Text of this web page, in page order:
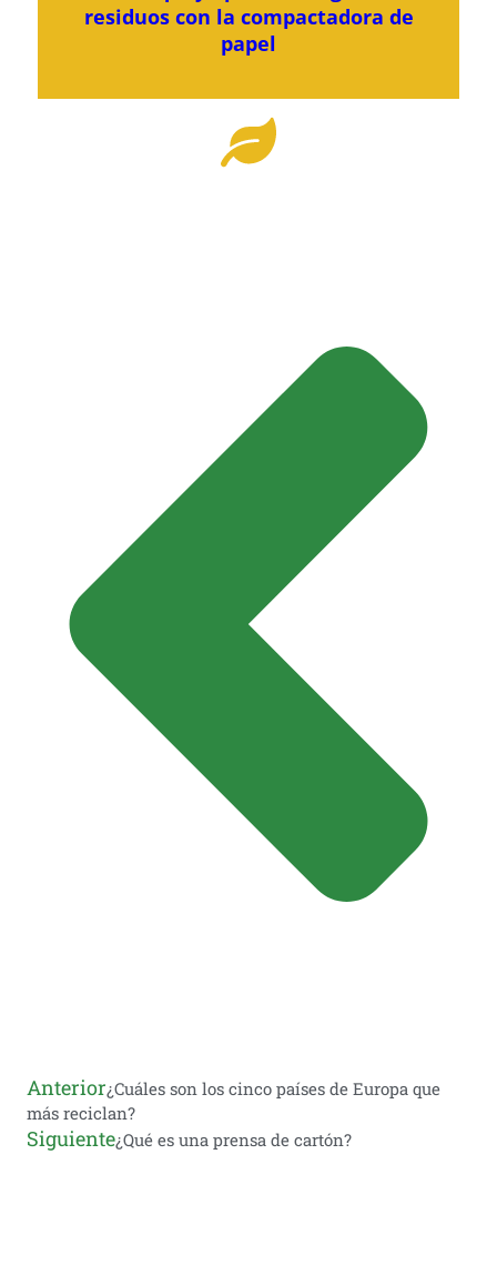
residuos con la compactadora de
papel
Anterior¿Cuáles son los cinco países de Europa que
más reciclan?
Siguiente¿Qué es una prensa de cartón?